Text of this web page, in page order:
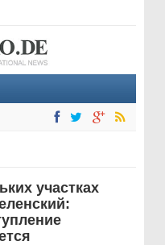
участках